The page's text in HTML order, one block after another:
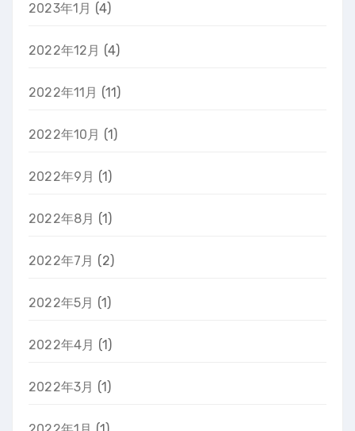
2023年1月 (4)
2022年12月 (4)
2022年11月 (11)
2022年10月 (1)
2022年9月 (1)
2022年8月 (1)
2022年7月 (2)
2022年5月 (1)
2022年4月 (1)
2022年3月 (1)